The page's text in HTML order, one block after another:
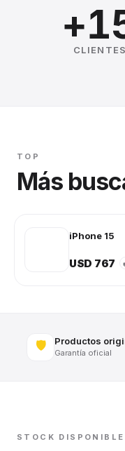
TOP
Más
iPhone 15
USD 767
🛡️ Productos
Garantía oficial
STOCK DISPONIBLE